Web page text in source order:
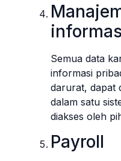
Semua data
informasi
darurat, dapat
dalam satu
diakses oleh
Payroll